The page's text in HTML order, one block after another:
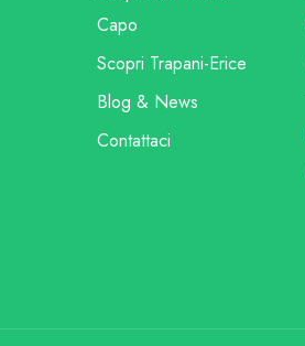
Capo
Scopri Trapani-Erice
Blog & News
Contattaci